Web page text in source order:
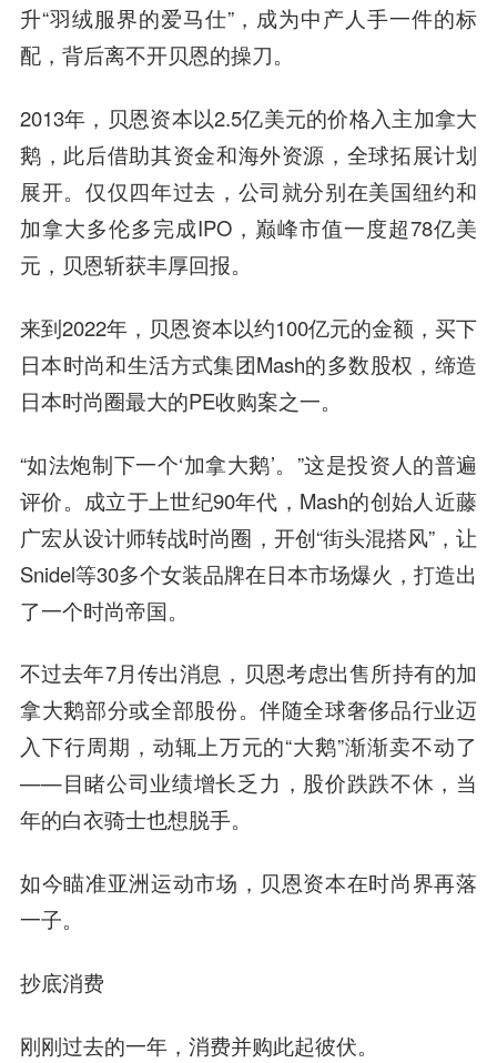
升“羽绒服界的爱马仕”，成为中产人手一件的标
配，背后离不开贝恩的操刀。
2013年，贝恩资本以2.5亿美元的价格入主加拿大
鹅，此后借助其资金和海外资源，全球拓展计划
展开。仅仅四年过去，公司就分别在美国纽约和
加拿大多伦多完成IPO，巅峰市值一度超78亿美
元，贝恩斩获丰厚回报。
来到2022年，贝恩资本以约100亿元的金额，买下
日本时尚和生活方式集团Mash的多数股权，缔造
日本时尚圈最大的PE收购案之一。
“如法炮制下一个‘加拿大鹅’。”这是投资人的普遍
评价。成立于上世纪90年代，Mash的创始人近藤
广宏从设计师转战时尚圈，开创“街头混搭风”，让
Snidel等30多个女装品牌在日本市场爆火，打造出
了一个时尚帝国。
不过去年7月传出消息，贝恩考虑出售所持有的加
拿大鹅部分或全部股份。伴随全球奢侈品行业迈
入下行周期，动辄上万元的“大鹅”渐渐卖不动了
——目睹公司业绩增长乏力，股价跌跌不休，当
年的白衣骑士也想脱手。
如今瞄准亚洲运动市场，贝恩资本在时尚界再落
一子。
抄底消费
刚刚过去的一年，消费并购此起彼伏。